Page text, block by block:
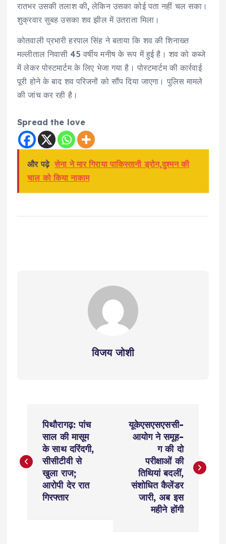
रातभर उसकी तलाश की, लेकिन उसका कोई पता नहीं चल सका।
शुक्रवार सुबह उसका शव झील में उतराता मिला।
कोतवाली प्रभारी हरपाल सिंह ने बताया कि शव की शिनाख्त
मल्लीताल निवासी 45 वर्षीय मनीष के रूप में हुई है। शव को कब्जे
में लेकर पोस्टमार्टम के लिए भेजा गया है। पोस्टमार्टम की कार्रवाई
पूरी होने के बाद शव परिजनों को सौंप दिया जाएगा। पुलिस मामले
की जांच कर रही है।
Spread the love
और पढ़े सेना ने मार गिराया पाकिस्तानी ड्रोन,दुश्मन की
चाल को किया नाकाम
विजय जोशी
s
पिथौरागढ़: पांच
साल की मासूम
के साथ दरिंदगी,
सीसीटीवी से
खुला राज;
आरोपी देर रात
गिरफ्तार
यूकेएसएसएससी-
आयोग ने समूह-
ग की दो
परीक्षाओं की
तिथियां बदलीं,
संशोधित कैलेंडर
जारी, अब इस
महीने होंगी